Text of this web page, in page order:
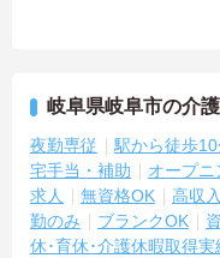
岐阜県岐阜市の介
夜勤専従 駅から徒歩
宅手当・補助
オープ
求人
無資格OK 高収入
勤のみ
ブランクOK
休･育休･介護休暇取得実